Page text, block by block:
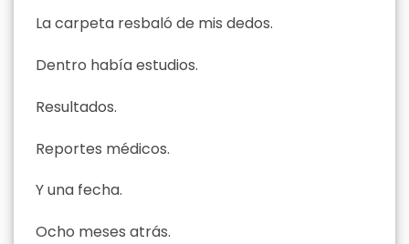
La carpeta resbaló de mis dedos.
Dentro había estudios.
Resultados.
Reportes médicos.
Y una fecha.
Ocho meses atrás.